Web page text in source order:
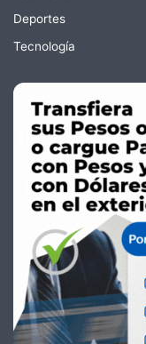
Deportes
Tecnología